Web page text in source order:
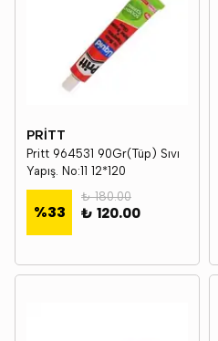
PRİTT
Pritt 964531 90Gr(Tüp) Sıvı
Yapış. No:11 12*120
%33
₺ 180.00
₺ 120.00